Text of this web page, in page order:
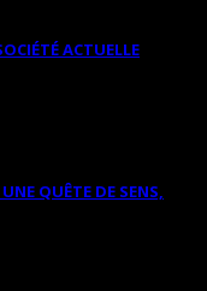
ACTUELLE
QUÊTE DE SENS,